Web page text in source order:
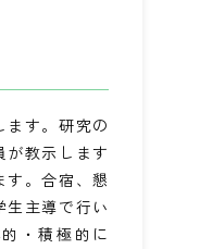
ます。研究の
が教示します
す。合宿、懇
生主導で行い
・積極的に